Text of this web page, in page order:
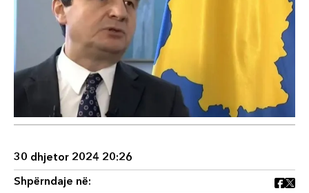
30 dhjetor 2024 20:26
Shpërndaje në: